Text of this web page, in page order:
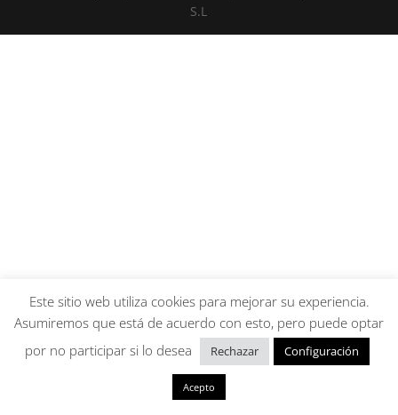
S.L
Este sitio web utiliza cookies para mejorar su experiencia.
Asumiremos que está de acuerdo con esto, pero puede optar
por no participar si lo desea
Rechazar Configuración
Acepto